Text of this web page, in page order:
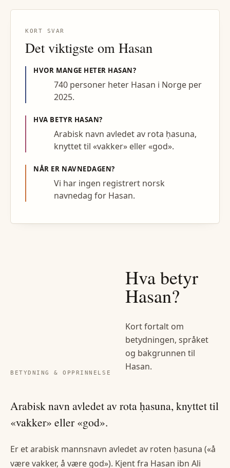
KORT SVAR
Det viktigste om Hasan
HVOR MANGE HETER HASAN?
740 personer heter Hasan i Norge per
2025.
HVA BETYR HASAN?
Arabisk navn avledet av rota ḥasuna,
knyttet til «vakker» eller «god».
NÅR ER NAVNEDAGEN?
Vi har ingen registrert norsk
navnedag for Hasan.
BETYDNING & OPPRINNELSE
Hva betyr
Hasan?
Kort fortalt om
betydningen, språket
og bakgrunnen til
Hasan.
Arabisk navn avledet av rota ḥasuna, knyttet til
«vakker» eller «god».
Er et arabisk mannsnavn avledet av roten ḥasuna («å
være vakker, å være god»). Kjent fra Hasan ibn Ali